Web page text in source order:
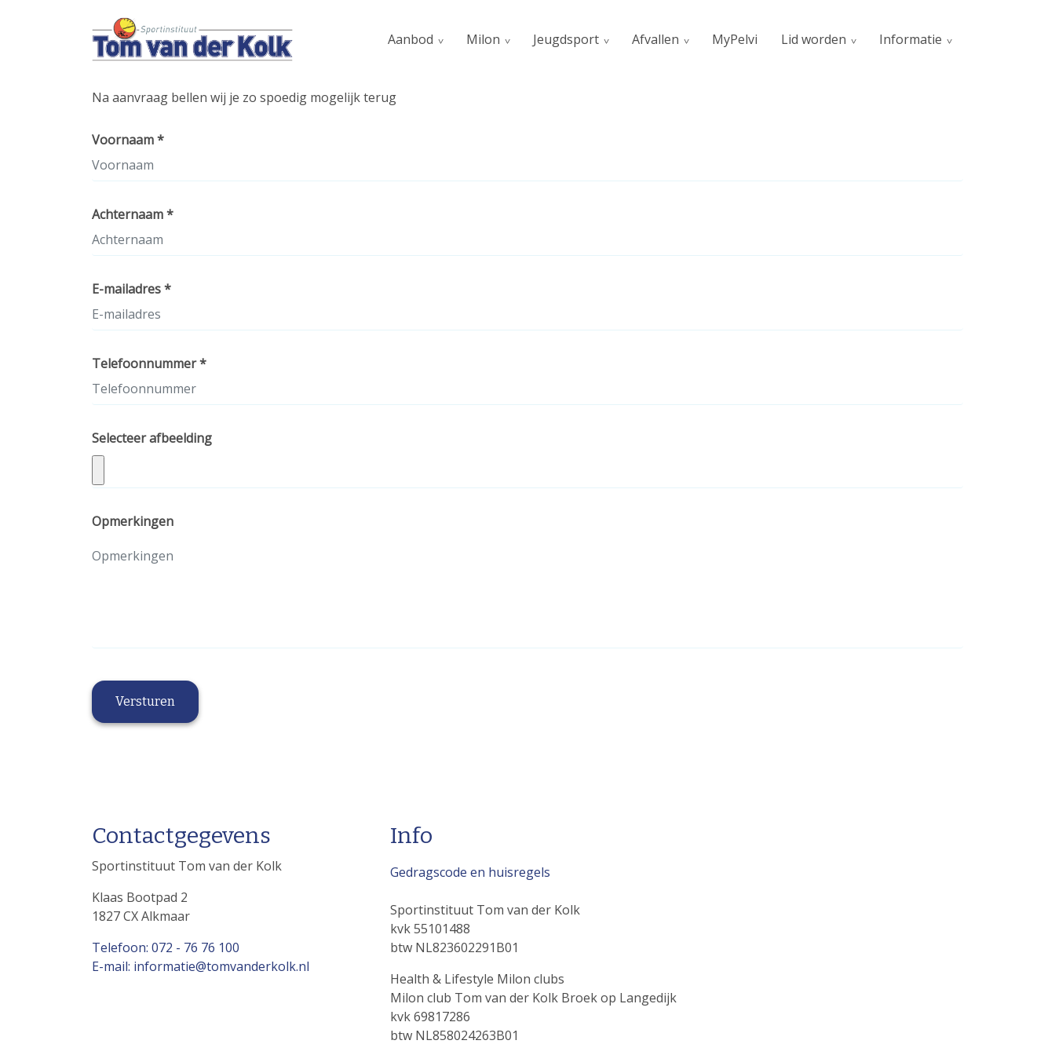
Aanbod Milon Jeugdsport Afvallen MyPelvi Lid worden Informatie
Groepslessen
Na aanvraag bellen wij je zo spoedig mogelijk terug
Voornaam *
Achternaam *
E-mailadres *
Telefoonnummer *
Selecteer afbeelding
Opmerkingen
Contactgegevens
Sportinstituut Tom van der Kolk
Klaas Bootpad 2
1827 CX Alkmaar
Telefoon: 072 - 76 76 100
E-mail: informatie@tomvanderkolk.nl
Info
Gedragscode en huisregels
Sportinstituut Tom van der Kolk
kvk 55101488
btw NL823602291B01
Health & Lifestyle Milon clubs
Milon club Tom van der Kolk Broek op Langedijk
kvk 69817286
btw NL858024263B01